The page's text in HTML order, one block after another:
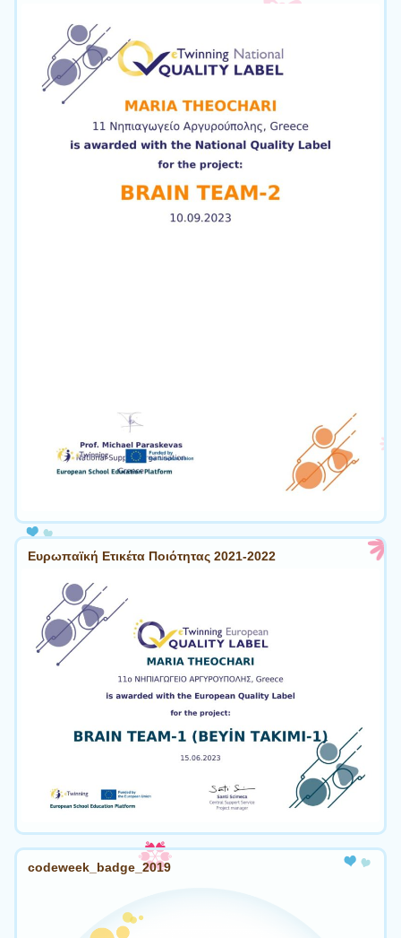
Ευρωπαϊκή Ετικέτα Ποιότητας 2021-2022
codeweek_badge_2019